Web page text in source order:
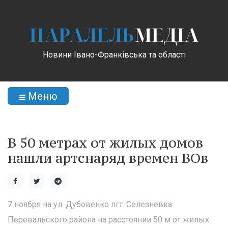
ПАРАЛЕЛЬМЕДІА
Новини Івано-Франківська та області
Меню
В 50 метрах от жилых домов
нашли артснаряд времен ВОв
7 ноября на ул. Дубовенко пгт. Селезневка
Перевальского района на расстоянии 50 м от жилых